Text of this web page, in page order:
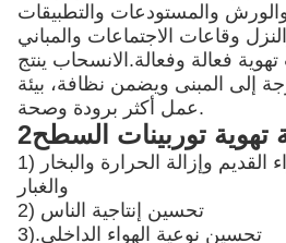
والورش والمستودعات والتطبيقات
وقاعات الاجتماعات والمباني
فعالة وفعالة.الانسحاب ينتج
إلى المبنى ويضمن نظافة، بيئة
عمل أكثر برودة وصحة.
1) يتم استخراج الهواء القديم وإزالة الحرارة والبخار
والغبار
2) تحسين إنتاجية الناس
3).تحسين نوعية الهواء الداخلي